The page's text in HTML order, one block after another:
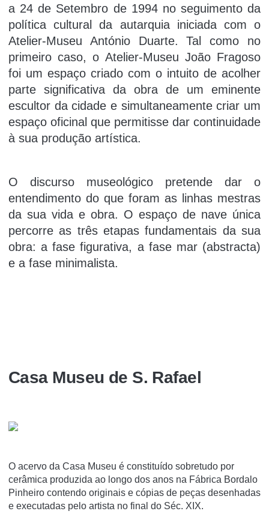
a 24 de Setembro de 1994 no seguimento da
política cultural da autarquia iniciada com o
Atelier-Museu António Duarte. Tal como no
primeiro caso, o Atelier-Museu João Fragoso
foi um espaço criado com o intuito de acolher
parte significativa da obra de um eminente
escultor da cidade e simultaneamente criar um
espaço oficinal que permitisse dar continuidade
à sua produção artística.
O discurso museológico pretende dar o
entendimento do que foram as linhas mestras
da sua vida e obra. O espaço de nave única
percorre as três etapas fundamentais da sua
obra: a fase figurativa, a fase mar (abstracta)
e a fase minimalista.
Casa Museu de S. Rafael
O acervo da Casa Museu é constituído sobretudo por
cerâmica produzida ao longo dos anos na Fábrica Bordalo
Pinheiro contendo originais e cópias de peças desenhadas
e executadas pelo artista no final do Séc. XIX.